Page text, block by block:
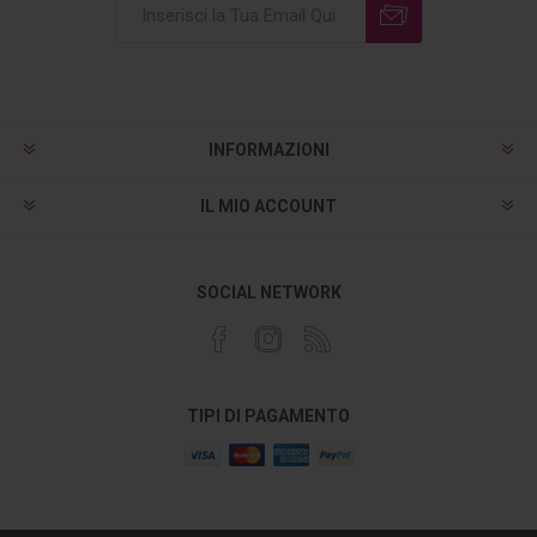
INFORMAZIONI
IL MIO ACCOUNT
SOCIAL NETWORK
TIPI DI PAGAMENTO